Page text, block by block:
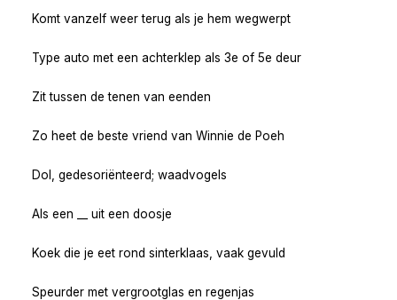
Komt vanzelf weer terug als je hem wegwerpt
Type auto met een achterklep als 3e of 5e deur
Zit tussen de tenen van eenden
Zo heet de beste vriend van Winnie de Poeh
Dol, gedesoriënteerd; waadvogels
Als een __ uit een doosje
Koek die je eet rond sinterklaas, vaak gevuld
Speurder met vergrootglas en regenjas